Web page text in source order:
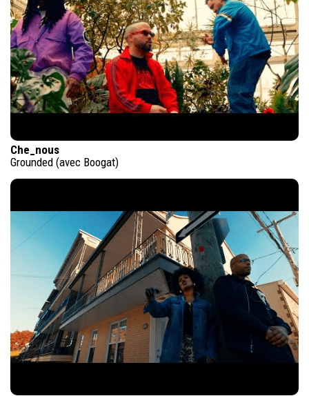
Che_nous
Grounded (avec Boogat)